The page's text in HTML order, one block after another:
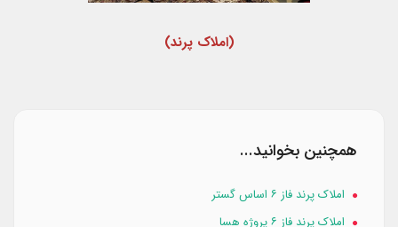
(املاک پرند)
همچنین بخوانید...
املاک پرند فاز ۶ اساس گستر
املاک پرند فاز ۶ پروژه هسا